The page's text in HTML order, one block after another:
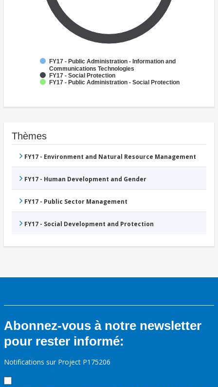
FY17 - Public Administration - Information and
Communications Technologies
FY17 - Social Protection
FY17 - Public Administration - Social Protection
Thèmes
FY17 - Environment and Natural Resource Management
FY17 - Human Development and Gender
FY17 - Public Sector Management
FY17 - Social Development and Protection
Abonnez-vous à notre newsletter
pour rester informé:
Notifications sur Project P175206